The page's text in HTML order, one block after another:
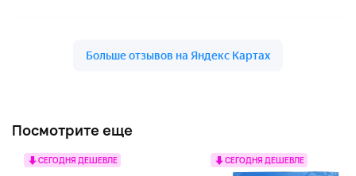
Посмотрите еще
СЕГОДНЯ ДЕШЕВЛЕ СЕГОДНЯ ДЕШЕВЛЕ